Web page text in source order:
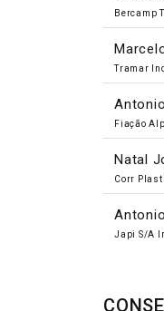
Bercamp
Tramar
Fiação
Natal
Corr
Japi S/A